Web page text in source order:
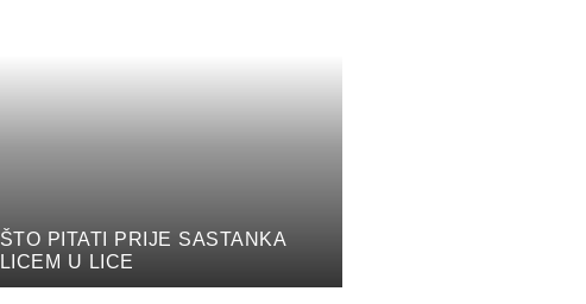
ŠTO PITATI PRIJE SASTANKA
LICEM U LICE